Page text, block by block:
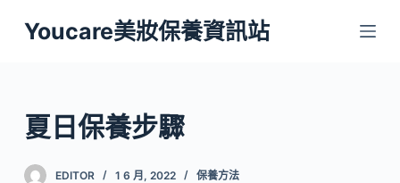
跳
至
內
容
Youcare美妝保養資訊站
夏日保養步驟
EDITOR 1 6 月, 2022 保養方法